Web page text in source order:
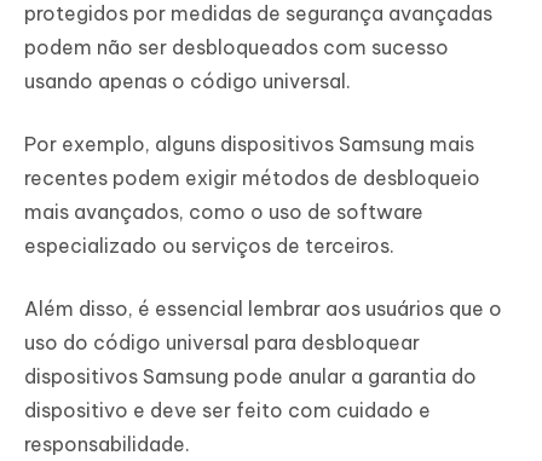
protegidos por medidas de segurança avançadas
podem não ser desbloqueados com sucesso
usando apenas o código universal.
Por exemplo, alguns dispositivos Samsung mais
recentes podem exigir métodos de desbloqueio
mais avançados, como o uso de software
especializado ou serviços de terceiros.
Além disso, é essencial lembrar aos usuários que o
uso do código universal para desbloquear
dispositivos Samsung pode anular a garantia do
dispositivo e deve ser feito com cuidado e
responsabilidade.